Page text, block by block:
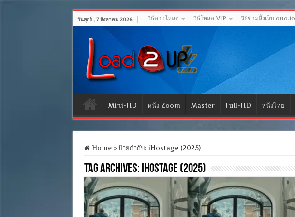
วันศุกร์ , 7 สิงหาคม 2026 วิธีดาวโหลด วิธีโหลด VIP วิธีข้ามลิ้งเว็บ ouo.io
Mini-HD หนัง Zoom Master Full-HD หนังไทย
Home > ป้ายกำกับ: iHostage (2025)
Tag Archives: iHostage (2025)